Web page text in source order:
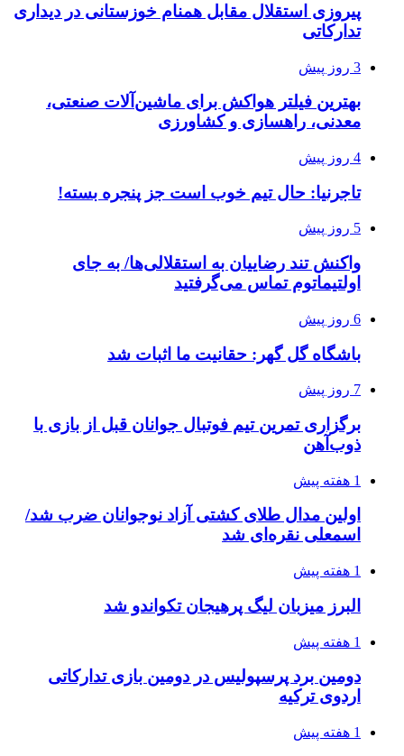
پیروزی استقلال مقابل همنام خوزستانی در دیداری
تدارکاتی
3 روز پیش
بهترین فیلتر هواکش برای ماشین‌آلات صنعتی،
معدنی، راهسازی و کشاورزی
4 روز پیش
تاجرنیا: حال تیم خوب است جز پنجره بسته!
5 روز پیش
واکنش تند رضاییان به استقلالی‌ها/ به جای
اولتیماتوم تماس می‌گرفتید
6 روز پیش
باشگاه گل گهر: حقانیت ما اثبات شد
7 روز پیش
برگزاری تمرین تیم فوتبال جوانان قبل از بازی با
ذوب‌آهن
1 هفته پیش
اولین مدال طلای کشتی آزاد نوجوانان ضرب شد/
اسمعلی نقره‌ای شد
1 هفته پیش
البرز میزبان لیگ پرهیجان تکواندو شد
1 هفته پیش
دومین برد پرسپولیس در دومین بازی تدارکاتی
اردوی ترکیه
1 هفته پیش